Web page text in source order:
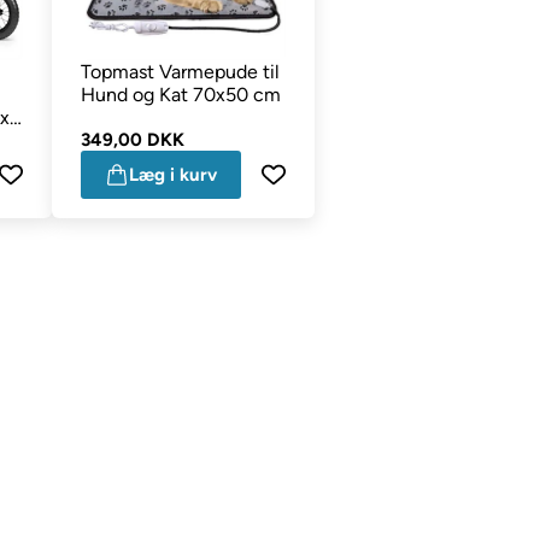
Topmast Varmepude til
Hund og Kat 70x50 cm
349,00 DKK
Læg i kurv